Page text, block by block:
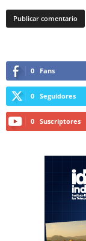
0 Fans
0 Seguidores
0 Suscriptores